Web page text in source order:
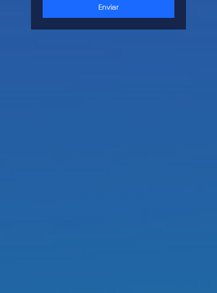
Enviar